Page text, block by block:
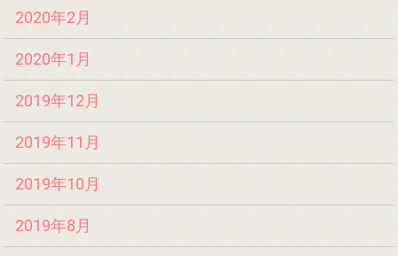
2020年2月
2020年1月
2019年12月
2019年11月
2019年10月
2019年8月